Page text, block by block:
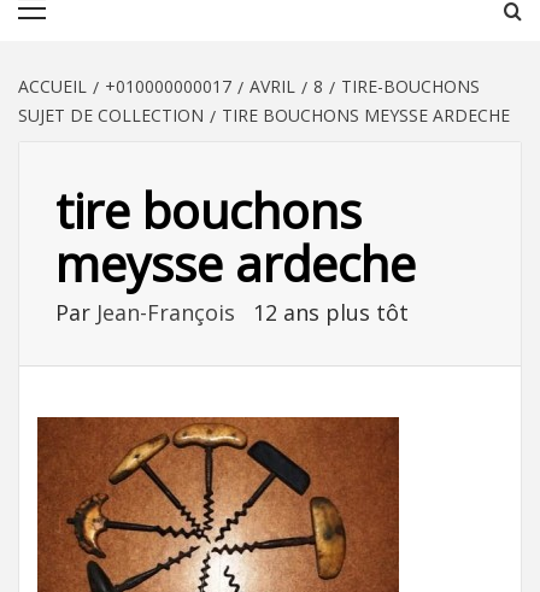
ACCUEIL +010000000017 AVRIL 8
TIRE-BOUCHONS
SUJET DE COLLECTION
TIRE BOUCHONS MEYSSE ARDECHE
tire bouchons
meysse ardeche
Par Jean-François 12 ans plus tôt